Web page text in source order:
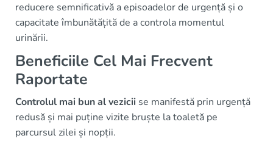
reducere semnificativă a episoadelor de urgență și o
capacitate îmbunătățită de a controla momentul
urinării.
Beneficiile Cel Mai Frecvent
Raportate
Controlul mai bun al vezicii se manifestă prin urgență
redusă și mai puține vizite bruște la toaletă pe
parcursul zilei și nopții.